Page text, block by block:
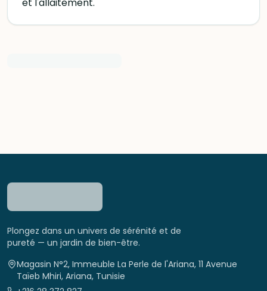
Plongez dans un univers de sérénité et de
pureté — un jardin de bien-être.
Magasin N°2, Immeuble La Perle de l'Ariana, 11 Avenue
Taïeb Mhiri, Ariana, Tunisie